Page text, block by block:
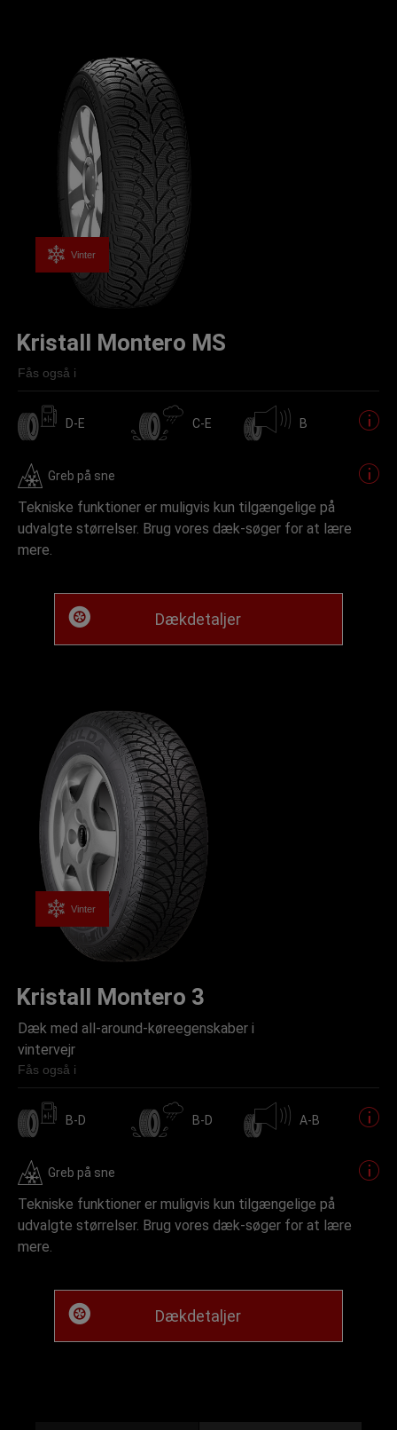
Vinter
Kristall Montero MS
Fås også i
D-E C-E B
Greb på sne
Tekniske funktioner er muligvis kun tilgængelige på
udvalgte størrelser. Brug vores dæk-søger for at lære
mere.
Dækdetaljer
Vinter
Kristall Montero 3
Dæk med all-around-køreegenskaber i
vintervejr
Fås også i
B-D B-D A-B
Greb på sne
Tekniske funktioner er muligvis kun tilgængelige på
udvalgte størrelser. Brug vores dæk-søger for at lære
mere.
Dækdetaljer